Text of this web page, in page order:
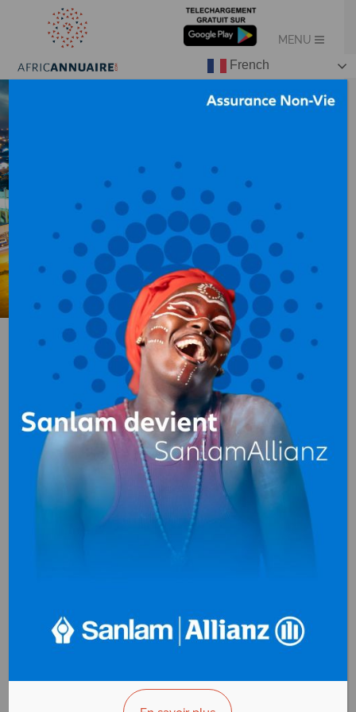
AG PARTNERS
CONGO
Agences Conseil en
communication
Radiodiffusion
BP. 2224 Brazzaville
Congo
+(242)06 442 90 24
French